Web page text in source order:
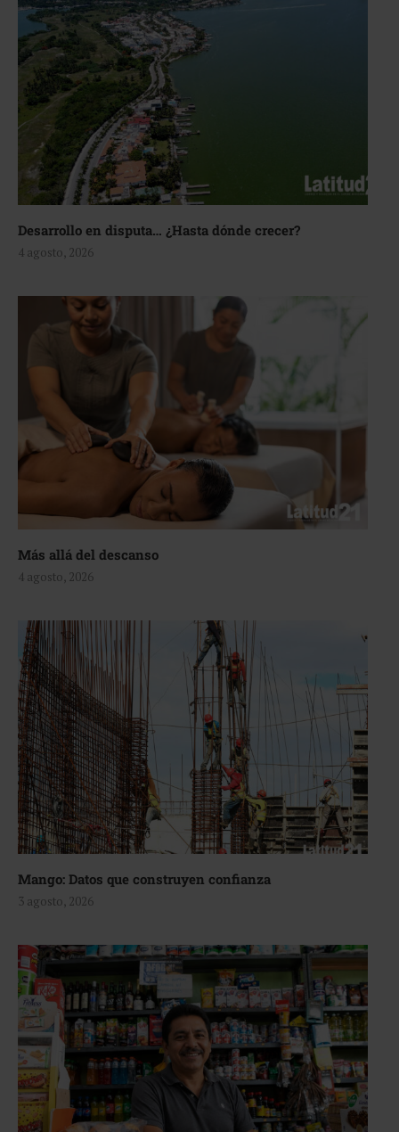
Desarrollo en disputa… ¿Hasta dónde crecer?
4 agosto, 2026
Más allá del descanso
4 agosto, 2026
Mango: Datos que construyen confianza
3 agosto, 2026